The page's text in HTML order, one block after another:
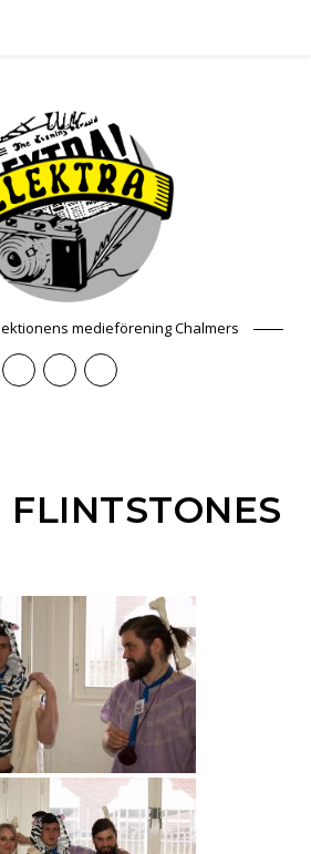
medieförening Chalmers